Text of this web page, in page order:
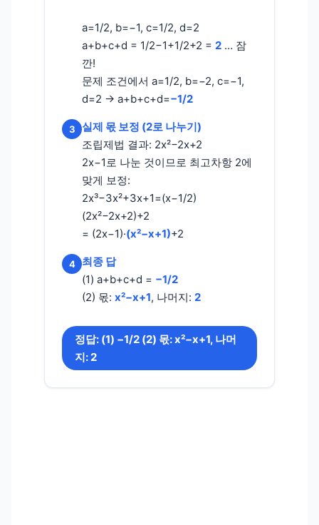
a=1/2, b=−1, c=1/2, d=2
a+b+c+d = 1/2−1+1/2+2 = 2 … 잠
깐!
문제 조건에서 a=1/2, b=−2, c=−1,
d=2 → a+b+c+d=−1/2
3
실제 몫 보정 (2로 나누기)
조립제법 결과: 2x²−2x+2
2x−1로 나눈 것이므로 최고차항 2에
맞게 보정:
2x³−3x²+3x+1=(x−1/2)
(2x²−2x+2)+2
= (2x−1)·(x²−x+1)+2
4
최종 답
(1) a+b+c+d = −1/2
(2) 몫: x²−x+1, 나머지: 2
정답: (1) −1/2 (2) 몫: x²−x+1, 나머
지: 2